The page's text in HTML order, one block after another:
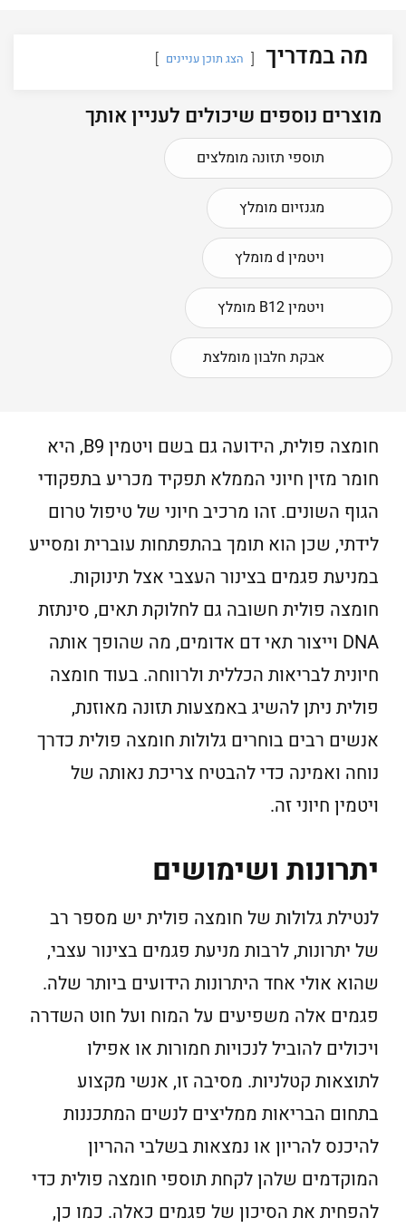
מה במדריך הצג תוכן עניינים
מוצרים נוספים שיכולים לעניין אותך
תוספי תזונה מומלצים
מגנזיום מומלץ
ויטמין d מומלץ
ויטמין B12 מומלץ
אבקת חלבון מומלצת
חומצה פולית, הידועה גם בשם ויטמין B9, היא
חומר מזין חיוני הממלא תפקיד מכריע בתפקודי
הגוף השונים. זהו מרכיב חיוני של טיפול טרום
לידתי, שכן הוא תומך בהתפתחות עוברית ומסייע
במניעת פגמים בצינור העצבי אצל תינוקות.
חומצה פולית חשובה גם לחלוקת תאים, סינתזת
DNA וייצור תאי דם אדומים, מה שהופך אותה
חיונית לבריאות הכללית ולרווחה. בעוד חומצה
פולית ניתן להשיג באמצעות תזונה מאוזנת,
אנשים רבים בוחרים גלולות חומצה פולית כדרך
נוחה ואמינה כדי להבטיח צריכת נאותה של
ויטמין חיוני זה.
יתרונות ושימושים
לנטילת גלולות של חומצה פולית יש מספר רב
של יתרונות, לרבות מניעת פגמים בצינור עצבי,
שהוא אולי אחד היתרונות הידועים ביותר שלה.
פגמים אלה משפיעים על המוח ועל חוט השדרה
ויכולים להוביל לנכויות חמורות או אפילו
לתוצאות קטלניות. מסיבה זו, אנשי מקצוע
בתחום הבריאות ממליצים לנשים המתכננות
להיכנס להריון או נמצאות בשלבי ההריון
המוקדמים שלהן לקחת תוספי חומצה פולית כדי
להפחית את הסיכון של פגמים כאלה. כמו כן,